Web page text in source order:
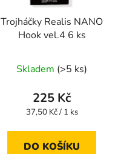
Trojháčky Realis NANO
Hook vel.4 6 ks
Skladem (>5 ks)
225 Kč
Měrná
37,50 Kč / 1 ks
DO KOŠÍKU